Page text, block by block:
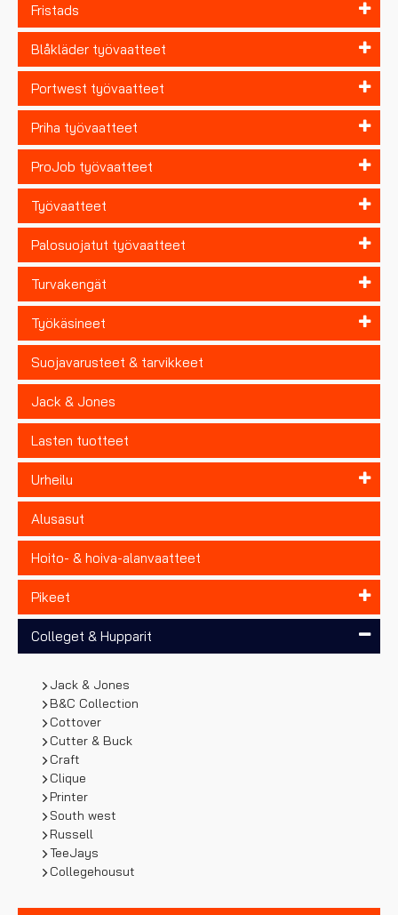
Fristads
Blåkläder työvaatteet
Portwest työvaatteet
Priha työvaatteet
ProJob työvaatteet
Työvaatteet
Palosuojatut työvaatteet
Turvakengät
Työkäsineet
Suojavarusteet & tarvikkeet
Jack & Jones
Lasten tuotteet
Urheilu
Alusasut
Hoito- & hoiva-alanvaatteet
Pikeet
Colleget & Hupparit
Jack & Jones
B&C Collection
Cottover
Cutter & Buck
Craft
Clique
Printer
South west
Russell
TeeJays
Collegehousut